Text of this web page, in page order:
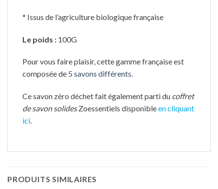
* Issus de l’agriculture biologique française
Le poids : 100G
Pour vous faire plaisir, cette gamme française est
composée de 5 savons différents.
Ce savon zéro déchet fait également parti du coffret
de savon solidesZoessentiels disponibleen cliquant
ici.
PRODUITS SIMILAIRES